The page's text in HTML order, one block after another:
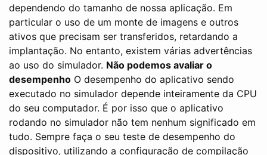
dependendo do tamanho de nossa aplicação. Em
particular o uso de um monte de imagens e outros
ativos que precisam ser transferidos, retardando a
implantação. No entanto, existem várias advertências
ao uso do simulador. Não podemos avaliar o
desempenho O desempenho do aplicativo sendo
executado no simulador depende inteiramente da CPU
do seu computador. É por isso que o aplicativo
rodando no simulador não tem nenhum significado em
tudo. Sempre faça o seu teste de desempenho do
dispositivo, utilizando a configuração de compilação